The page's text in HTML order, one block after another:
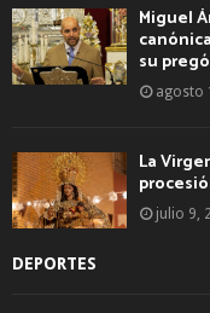
Miguel
su
agosto
La
julio 9,
DEPORTES